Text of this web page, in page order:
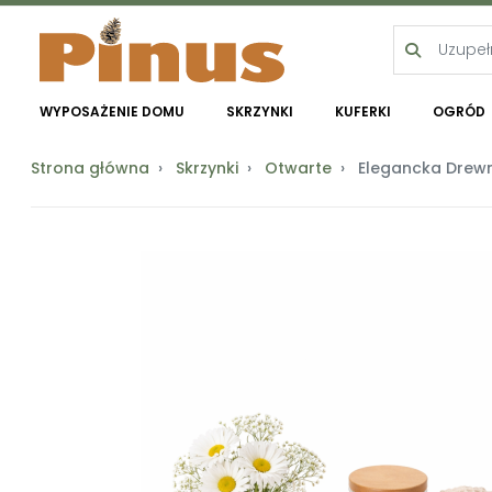
WYPOSAŻENIE DOMU SKRZYNKI KUFERKI OGRÓD
Strona główna Skrzynki Otwarte Elegancka